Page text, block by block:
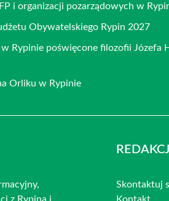
i organizacji pozarządowych w
Obywatelskiego Rypin 2027
Rypinie poświęcone filozofii Józefa
Orliku w Rypinie
Skontaktuj